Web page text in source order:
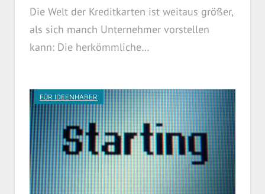
Die Welt der Kreditkarten ist weitaus größer,
als sich manch Unternehmer vorstellen
kann: Die herkömmliche…
FÜR IDEENHABER